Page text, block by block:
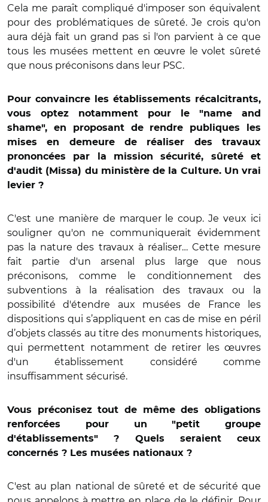
Cela me paraît compliqué d'imposer son équivalent
pour des problématiques de sûreté. Je crois qu'on
aura déjà fait un grand pas si l'on parvient à ce que
tous les musées mettent en œuvre le volet sûreté
que nous préconisons dans leur PSC.
Pour convaincre les établissements récalcitrants,
vous optez notamment pour le "name and
shame", en proposant de rendre publiques les
mises en demeure de réaliser des travaux
prononcées par la mission sécurité, sûreté et
d'audit (Missa) du ministère de la Culture. Un vrai
levier ?
C'est une manière de marquer le coup. Je veux ici
souligner qu'on ne communiquerait évidemment
pas la nature des travaux à réaliser… Cette mesure
fait partie d'un arsenal plus large que nous
préconisons, comme le conditionnement des
subventions à la réalisation des travaux ou la
possibilité d'étendre aux musées de France les
dispositions qui s’appliquent en cas de mise en péril
d’objets classés au titre des monuments historiques,
qui permettent notamment de retirer les œuvres
d'un établissement considéré comme
insuffisamment sécurisé.
Vous préconisez tout de même des obligations
renforcées pour un "petit groupe
d'établissements" ? Quels seraient ceux
concernés ? Les musées nationaux ?
C'est au plan national de sûreté et de sécurité que